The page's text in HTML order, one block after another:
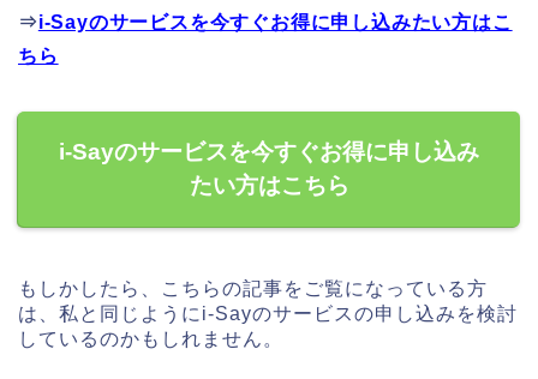
⇒i-Sayのサービスを今すぐお得に申し込みたい方はこ
ちら
i-Sayのサービスを今すぐお得に申し込み
たい方はこちら
もしかしたら、こちらの記事をご覧になっている方
は、私と同じようにi-Sayのサービスの申し込みを検討
しているのかもしれません。